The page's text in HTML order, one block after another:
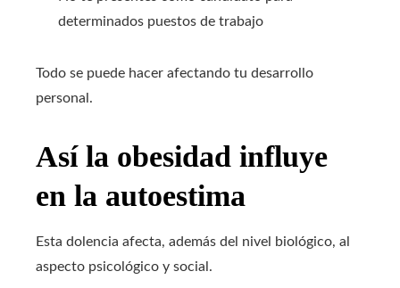
determinados puestos de trabajo
Todo se puede hacer afectando tu desarrollo
personal.
Así la obesidad influye
en la autoestima
Esta dolencia afecta, además del nivel biológico, al
aspecto psicológico y social.